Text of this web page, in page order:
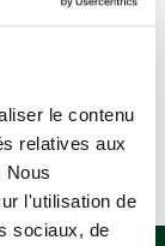
le contenu
relatives aux
Nous
l'utilisation de
sociaux, de